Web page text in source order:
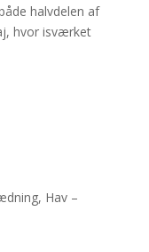
halvdelen af
hvor isværket
, Hav –